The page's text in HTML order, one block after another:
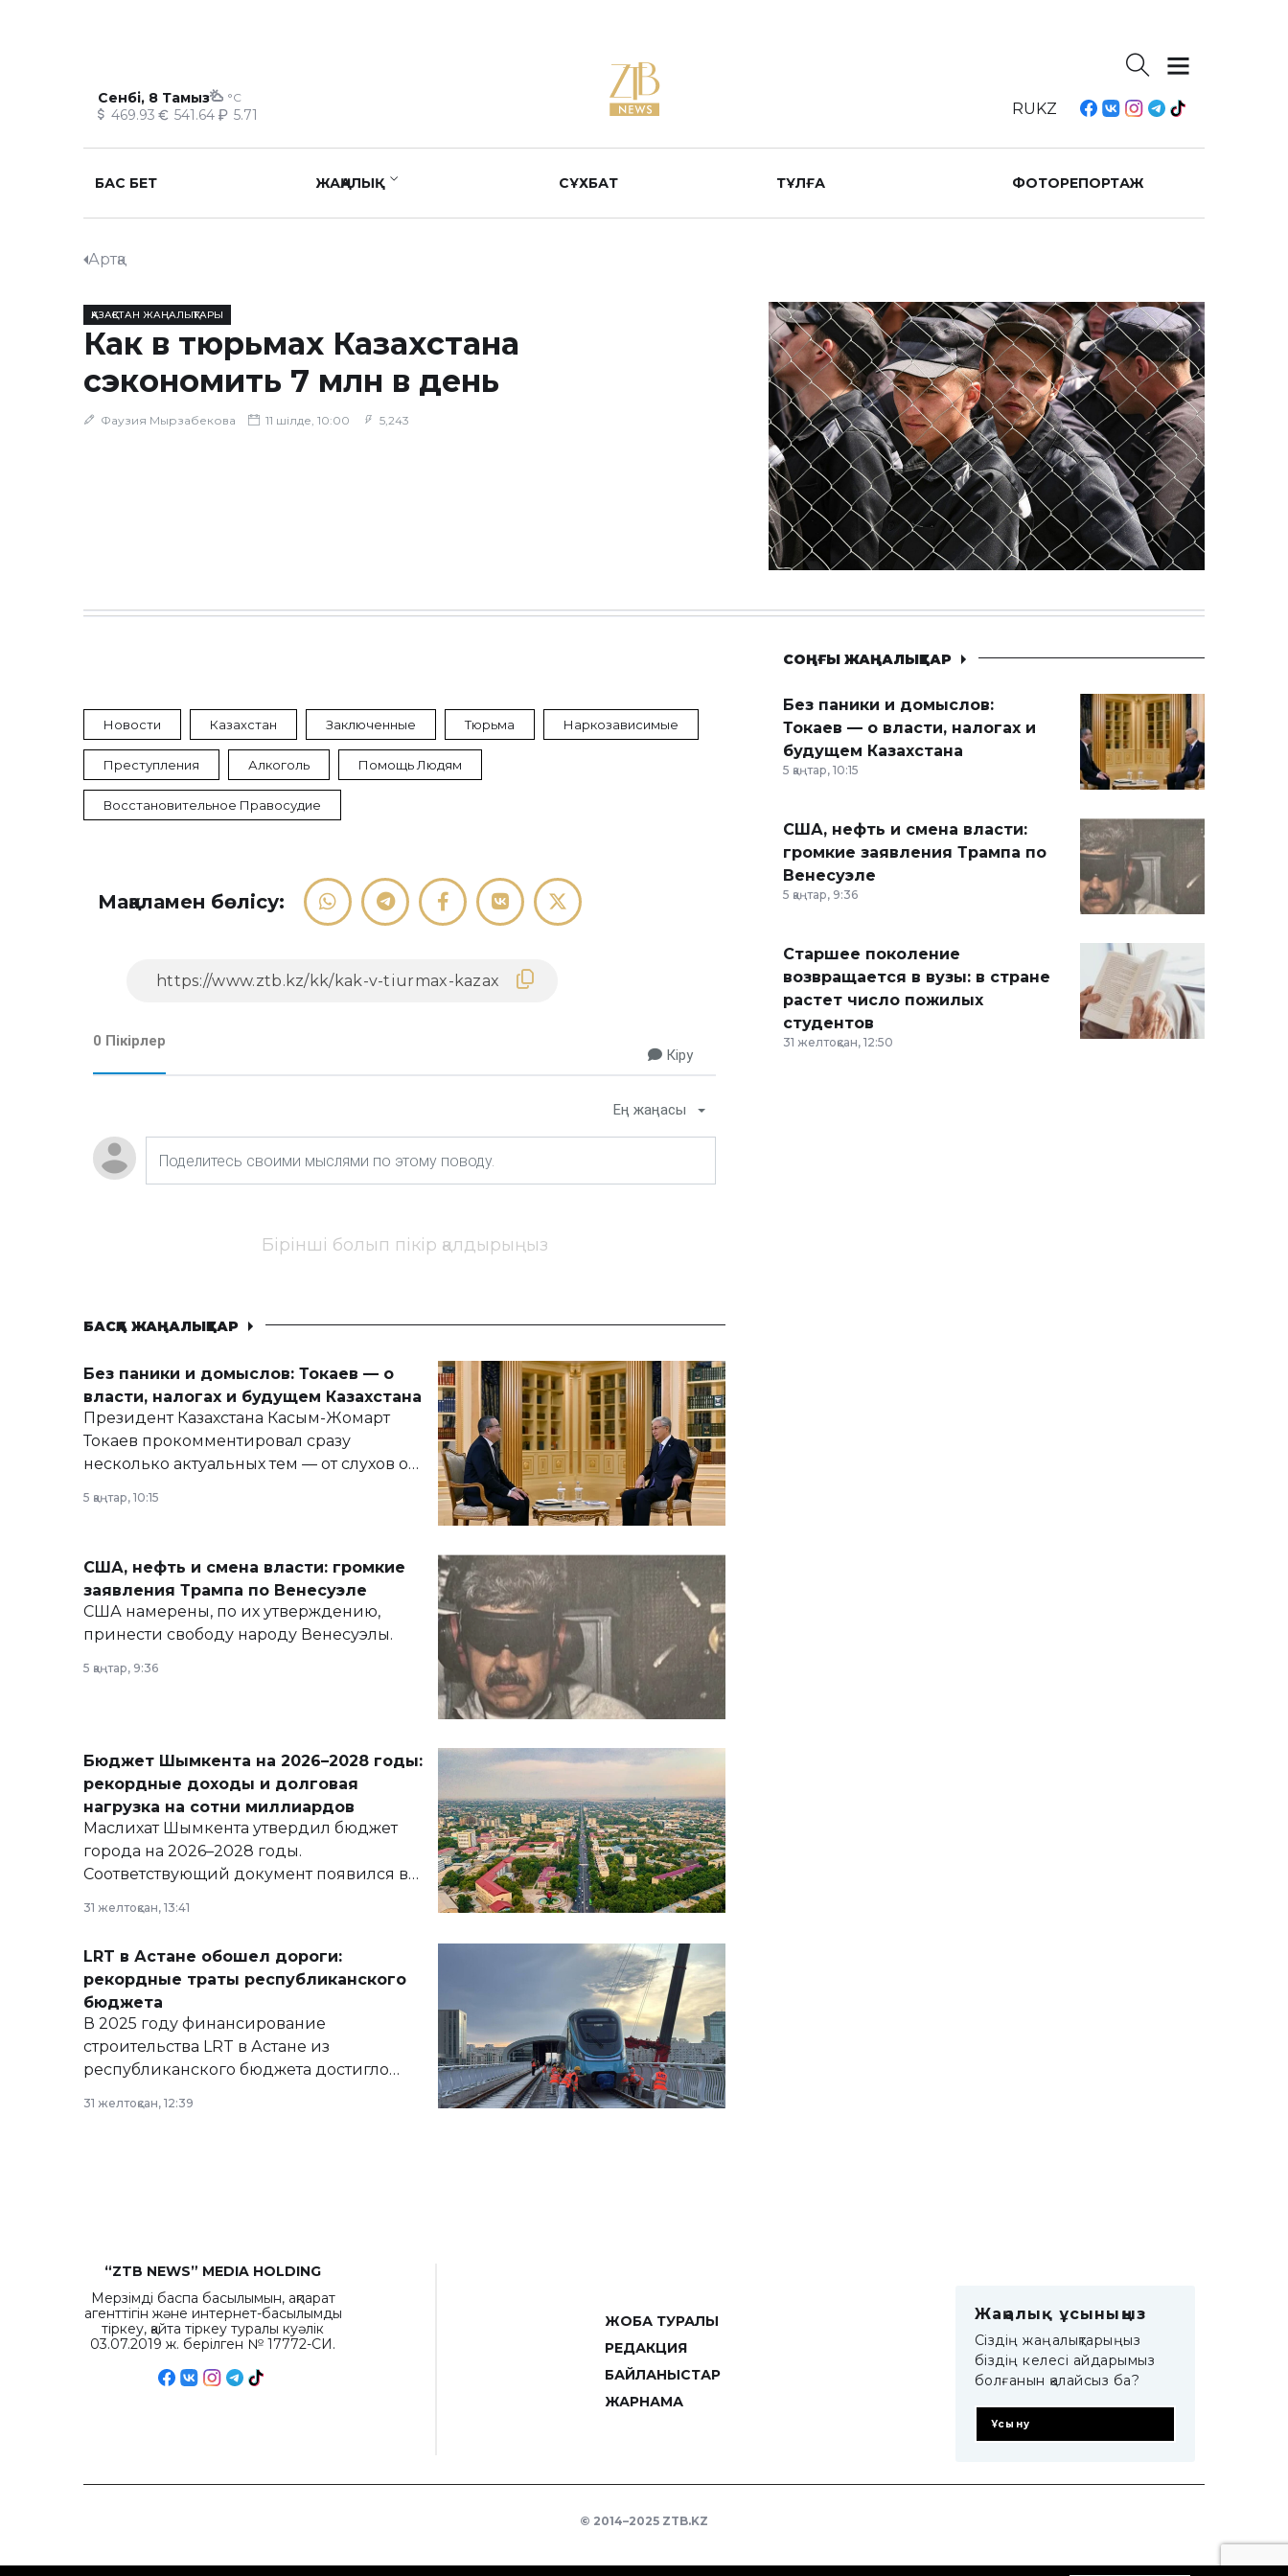
Сенбі, 8 Тамыз °C
469.93 541.64 5.71 RUKZ
БАС БЕТ ЖАҢАЛЫҚ СҰХБАТ ТҰЛҒА ФОТОРЕПОРТАЖ
Артқа
ҚАЗАҚСТАН ЖАҢАЛЫҚТАРЫ
Как в тюрьмах Казахстана
сэкономить 7 млн в день
Фаузия Мырзабекова 11 шілде, 10:00 5,243
Новости Казахстан Заключенные Тюрьма Наркозависимые
Преступления Алкоголь Помощь Людям
Восстановительное Правосудие
Мақаламен бөлісу:
0 Пікірлер
Кіру
Ең жаңасы
Бірінші болып пікір қалдырыңыз
БАСҚА ЖАҢАЛЫҚТАР
Без паники и домыслов: Токаев — о
власти, налогах и будущем Казахстана
Президент Казахстана Касым-Жомарт
Токаев прокомментировал сразу
несколько актуальных тем — от слухов о
армии, экономики и личного здоровья.
5 қаңтар, 10:15
США, нефть и смена власти: громкие
заявления Трампа по Венесуэле
США намерены, по их утверждению,
принести свободу народу Венесуэлы.
5 қаңтар, 9:36
Бюджет Шымкента на 2026–2028 годы:
рекордные доходы и долговая
нагрузка на сотни миллиардов
Маслихат Шымкента утвердил бюджет
города на 2026–2028 годы.
Соответствующий документ появился в
сайте маслихат города.
31 желтоқсан, 13:41
LRT в Астане обошел дороги:
рекордные траты республиканского
бюджета
В 2025 году финансирование
строительства LRT в Астане из
республиканского бюджета достигло
31 желтоқсан, 12:39
СОҢҒЫ ЖАҢАЛЫҚТАР
Без паники и домыслов:
Токаев — о власти, налогах и
будущем Казахстана
5 қаңтар, 10:15
США, нефть и смена власти:
громкие заявления Трампа по
Венесуэле
5 қаңтар, 9:36
Старшее поколение
возвращается в вузы: в стране
растет число пожилых
студентов
31 желтоқсан, 12:50
“ZTB NEWS” MEDIA HOLDING
Мерзімді баспа басылымын, ақпарат
агенттігін және интернет-басылымды
тіркеу, қайта тіркеу туралы куәлік
03.07.2019 ж. берілген № 17772-СИ.
ЖОБА ТУРАЛЫ
РЕДАКЦИЯ
БАЙЛАНЫСТАР
ЖАРНАМА
Жаңалық ұсыныңыз
Сіздің жаңалықтарыңыз
біздің келесі айдарымыз
болғанын қалайсыз ба?
Ұсыну
© 2014–2025 ZTB.KZ